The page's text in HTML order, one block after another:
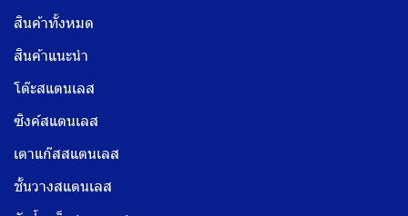
สินค้าทั้งหมด
สินค้าแนะนำ
โต๊ะสแตนเลส
ซิงค์สแตนเลส
เตาแก๊สสแตนเลส
ชั้นวางสแตนเลส